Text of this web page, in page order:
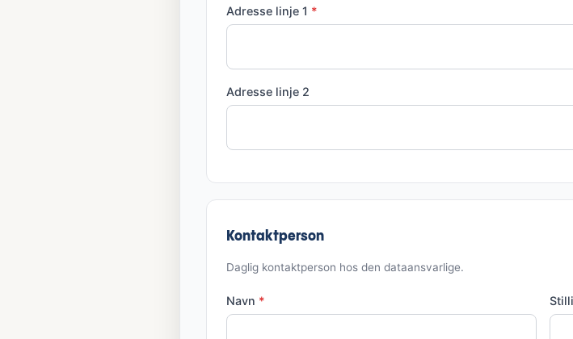
Adresse linje 1 *
Adresse linje 2
Kontaktperson
Daglig kontaktperson hos den dataansvarlige.
Navn *